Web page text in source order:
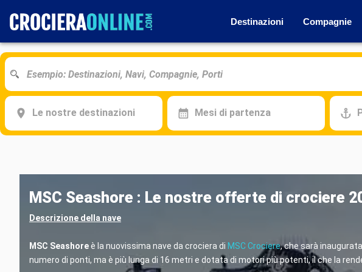
Destinazioni Compagnie
Le nostre destinazioni Mesi di partenza
MSC Seashore : Le nostre offerte di crociere
Descrizione della nave
MSC Seashoreè la nuovissima nave da crociera di MSC Crociere, che sarà
numero di ponti, ma è più lunga di 16 metri e dotata di motori più potenti, il che la